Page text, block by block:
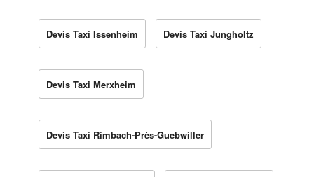
Devis Taxi Issenheim Devis Taxi Jungholtz
Devis Taxi Merxheim
Devis Taxi Rimbach-Près-Guebwiller